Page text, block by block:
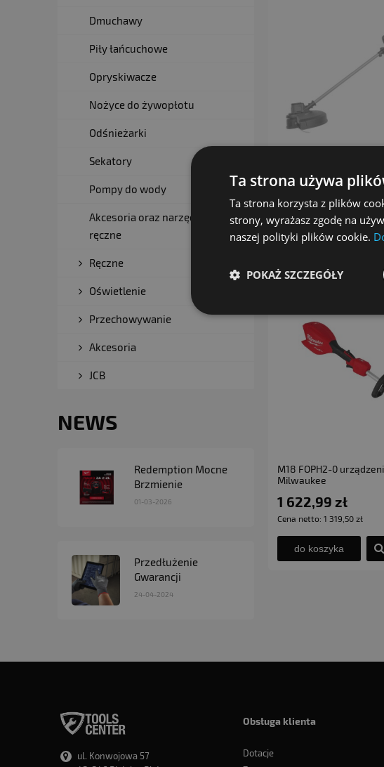
Dmuchawy
Piły łańcuchowe
Opryskiwacze
Nożyce do żywopłotu
Odśnieżarki
Sekatory
Pompy do wody
Akcesoria oraz narzędzia
ręczne
Ręczne
Oświetlenie
Przechowywanie
Akcesoria
JCB
NEWS
Redemption Mocne
Brzmienie
01-03-2026
Przedłużenie
Gwarancji
24-04-2024
bezszczotkowym
1 087,99 zł
Cena netto:884,54 zł
M18 FOPH2-0
Milwaukee
1 622,99 zł
Cena netto: 1 319,50 zł
do koszyka
ul. Konwojowa 57
Obsługa klienta
Dotacje
Ta strona używa
Ta strona korzysta z plików
strony, wyrażasz zgodę na
naszej polityki plików cookie.
POKAŻ SZCZEGÓŁY